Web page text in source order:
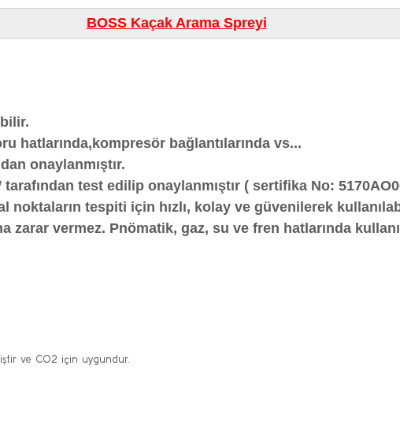
BOSS Kaçak Arama Spreyi
hatlarında,kompresör bağlantılarında vs...
onaylanmıştır.
test edilip onaylanmıştır ( sertiﬁka No:
noktaların tespiti için hızlı, kolay ve güvenilerek
vermez. Pnömatik, gaz, su ve fren hatlarında
ve CO2 için uygundur.